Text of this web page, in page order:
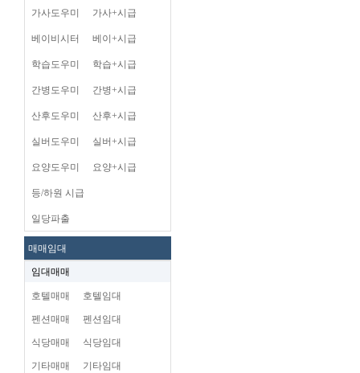
가사도우미 가사+시급
베이비시터 베이+시급
학습도우미 학습+시급
간병도우미 간병+시급
산후도우미 산후+시급
실버도우미 실버+시급
요양도우미 요양+시급
등/하원 시급
일당파출
매매임대
임대매매
호텔매매 호텔임대
펜션매매 펜션임대
식당매매 식당임대
기타매매 기타임대